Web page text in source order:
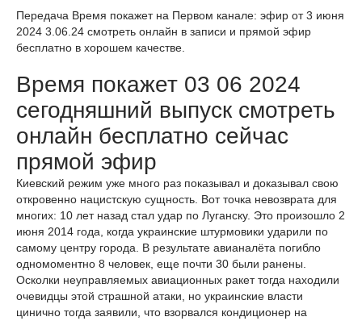
Передача Время покажет на Первом канале: эфир от 3 июня
2024 3.06.24 смотреть онлайн в записи и прямой эфир
бесплатно в хорошем качестве.
Время покажет 03 06 2024
сегодняшний выпуск смотреть
онлайн бесплатно сейчас
прямой эфир
Киевский режим уже много раз показывал и доказывал свою
откровенно нацистскую сущность. Вот точка невозврата для
многих: 10 лет назад стал удар по Луганску. Это произошло 2
июня 2014 года, когда украинские штурмовики ударили по
самому центру города. В результате авианалёта погибло
одномоментно 8 человек, еще почти 30 были ранены.
Осколки неуправляемых авиационных ракет тогда находили
очевидцы этой страшной атаки, но украинские власти
цинично тогда заявили, что взорвался кондиционер на